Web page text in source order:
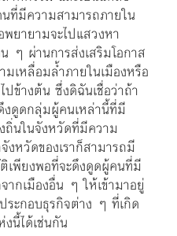
ที่มีความสามารถภายใน
ยายามจะไปแสวงหา
ๆ ผ่านการส่งเสริมโอกาส
มเหลื่อมล้ำภายในเมืองหรือ
ข้างต้น ซึ่งดิฉันเชื่อว่าถ้า
งดูดกลุ่มผู้คนเหล่านี้ที่มี
ถิ่นในจังหวัดที่มีความ
หวัดของเราก็สามารถมี
พียงพอที่จะดึงดูดผู้คนที่มี
กเมืองอื่น ๆ ให้เข้ามาอยู่
ระกอบธุรกิจต่าง ๆ ที่เกิด
นี้ได้เช่นกัน